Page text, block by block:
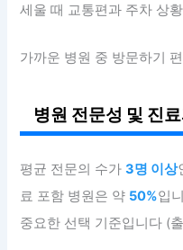
세울 때 교통편과 주차 상
가까운 병원 중 방문하기
병원 전문성 및 진
평균 전문의 수가3명 이상
료 포함 병원은 약 50%입
중요한 선택 기준입니다 (